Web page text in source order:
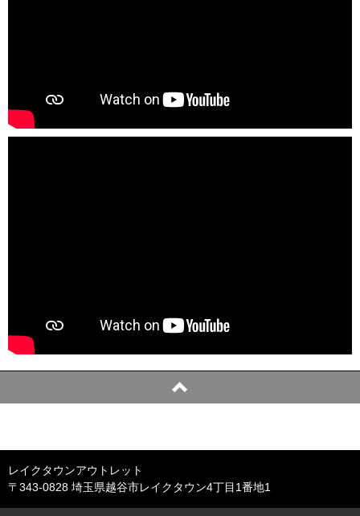
レイクタウンアウトレット
〒343-0828 埼玉県越谷市レイクタウン4丁目1番地1